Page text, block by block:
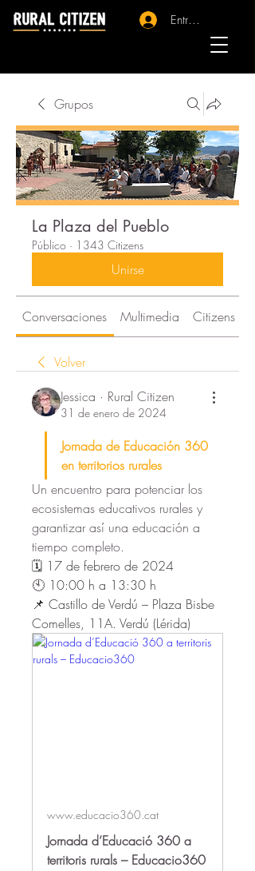
Entrar - Registro
Grupos
La Plaza del Pueblo
Público · 1343 Citizens
Unirse
Conversaciones Multimedia Citizens
Volver
Jessica · Rural Citizen
31 de enero de 2024
Jornada de Educación 360
en territorios rurales
Un encuentro para potenciar los
ecosistemas educativos rurales y
garantizar así una educación a
tiempo completo.
🗓️ 17 de febrero de 2024
🕙 10:00 h a 13:30 h
📌 Castillo de Verdú – Plaza Bisbe
Comelles, 11A. Verdú (Lérida)
www.educacio360.cat
Jornada d’Educació 360 a
territoris rurals – Educacio360